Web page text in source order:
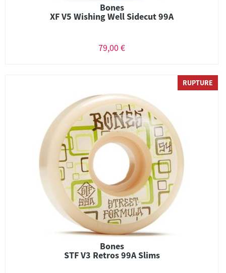
Bones
XF V5 Wishing Well Sidecut 99A
79,00 €
RUPTURE
Bones
STF V3 Retros 99A Slims